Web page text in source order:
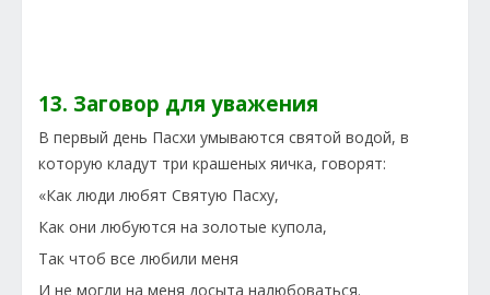
13. Заговор для уважения
В первый день Пасхи умываются святой водой, в
которую кладут три крашеных яичка, говорят:
«Как люди любят Святую Пасху,
Как они любуются на золотые купола,
Так чтоб все любили меня
И не могли на меня досыта налюбоваться.